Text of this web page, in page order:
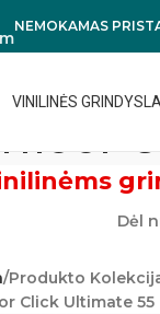
NEMOKAMAS
VINILINĖS GRINDYS
Dėl
Produkto
Click Ultimate 55